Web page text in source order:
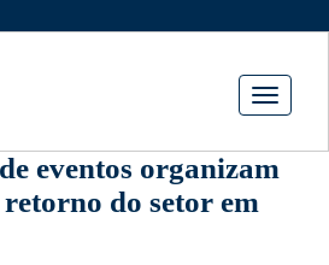
Toggle
eventos organizam
retorno do setor em